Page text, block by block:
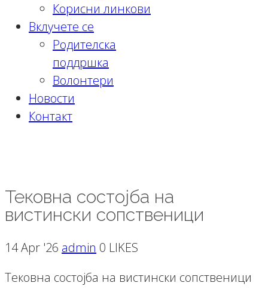
Корисни линкови
Вклучете се
Родителска
поддршка
Волонтери
Новости
Контакт
Тековна состојба на
вистински сопственици
14 Apr '26 admin 0 LIKES
Тековна состојба на вистински сопственици